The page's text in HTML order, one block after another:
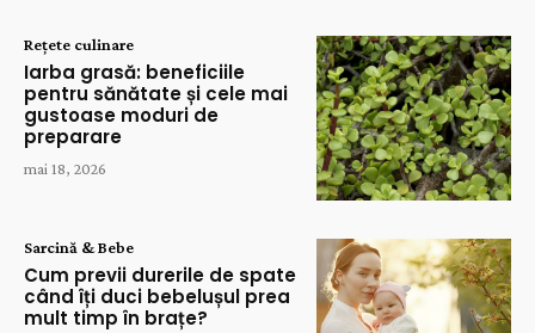
Rețete culinare
Iarba grasă: beneficiile
pentru sănătate și cele mai
gustoase moduri de
preparare
mai 18, 2026
Sarcină & Bebe
Cum previi durerile de spate
când îți duci bebelușul prea
mult timp în brațe?